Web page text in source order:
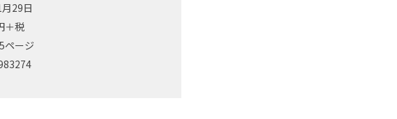
29日
＋税
ページ